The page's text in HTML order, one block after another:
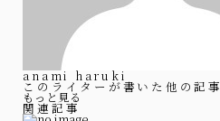
anami haruki
このライターが書いた他の記事
もっと見る
関連記事